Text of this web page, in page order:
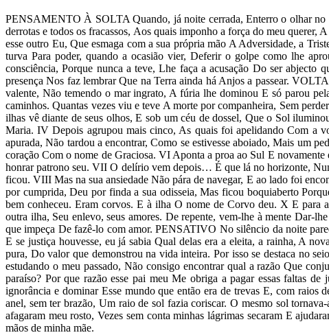
PENSAMENTO À SOLTA Quando, já noite cerrada, Enterro o olhar no
derrotas e todos os fracassos, Aos quais imponho a força do meu
esse outro Eu, Que esmaga com a sua própria mão A Adversidade, a
turva Para poder, quando a ocasião vier, Deferir o golpe como lhe
consciência, Porque nunca a teve, Lhe faça a acusação Do ser
presença Nos faz lembrar Que na Terra ainda há Anjos a passear.
valente, Não temendo o mar ingrato, A fúria lhe dominou E só parou
caminhos. Quantas vezes viu e teve A morte por companheira, Sem
ilhas vê diante de seus olhos, E sob um céu de dossel, Que o Sol
Maria. IV Depois agrupou mais cinco, As quais foi apelidando Com a
apurada, Não tardou a encontrar, Como se estivesse aboiado, Mais um
coração Com o nome de Graciosa. VI Aponta a proa ao Sul E
honrar patrono seu. VII O delírio vem depois… É que lá no horizonte,
ficou. VIII Mas na sua ansiedade Não pára de navegar, E ao lado foi
por cumprida, Deu por finda a sua odisseia, Mas ficou boquiaberto
bem conheceu. Eram corvos. E à ilha O nome de Corvo deu. X E para
outra ilha, Seu enlevo, seus amores. De repente, vem-lhe à mente Dar-
que impeça De fazê-lo com amor. PENSATIVO No silêncio da noite
E se justiça houvesse, eu já sabia Qual delas era a eleita, a rainha, A
pura, Do valor que demonstrou na vida inteira. Por isso se destaca no
estudando o meu passado, Não consigo encontrar qual a razão Que
paraíso? Por que razão esse pai meu Me obriga a pagar essas faltas
ignorância e dominar Esse mundo que então era de trevas E, com
anel, sem ter brazão, Um raio de sol fazia coriscar. O mesmo sol
afagaram meu rosto, Vezes sem conta minhas lágrimas secaram E
mãos de minha mãe.